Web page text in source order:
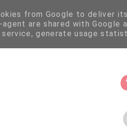
from Google to deliver
agent are shared with
generate usage